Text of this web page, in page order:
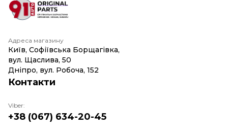
Адреса магазину
Київ, Софіївська Борщагівка,
вул. Щаслива, 50
Дніпро, вул. Робоча, 152
Контакти
Viber:
+38 (067) 634-20-45